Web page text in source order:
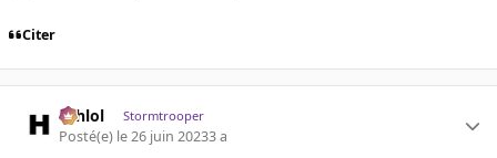
Citer
ashlol Stormtrooper
Posté(e) le 26 juin 20233 a